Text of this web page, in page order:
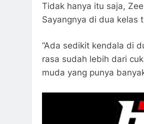
Tidak hanya itu saja,
Sayangnya di dua kelas
“Ada sedikit kendala di
rasa sudah lebih dari
muda yang punya